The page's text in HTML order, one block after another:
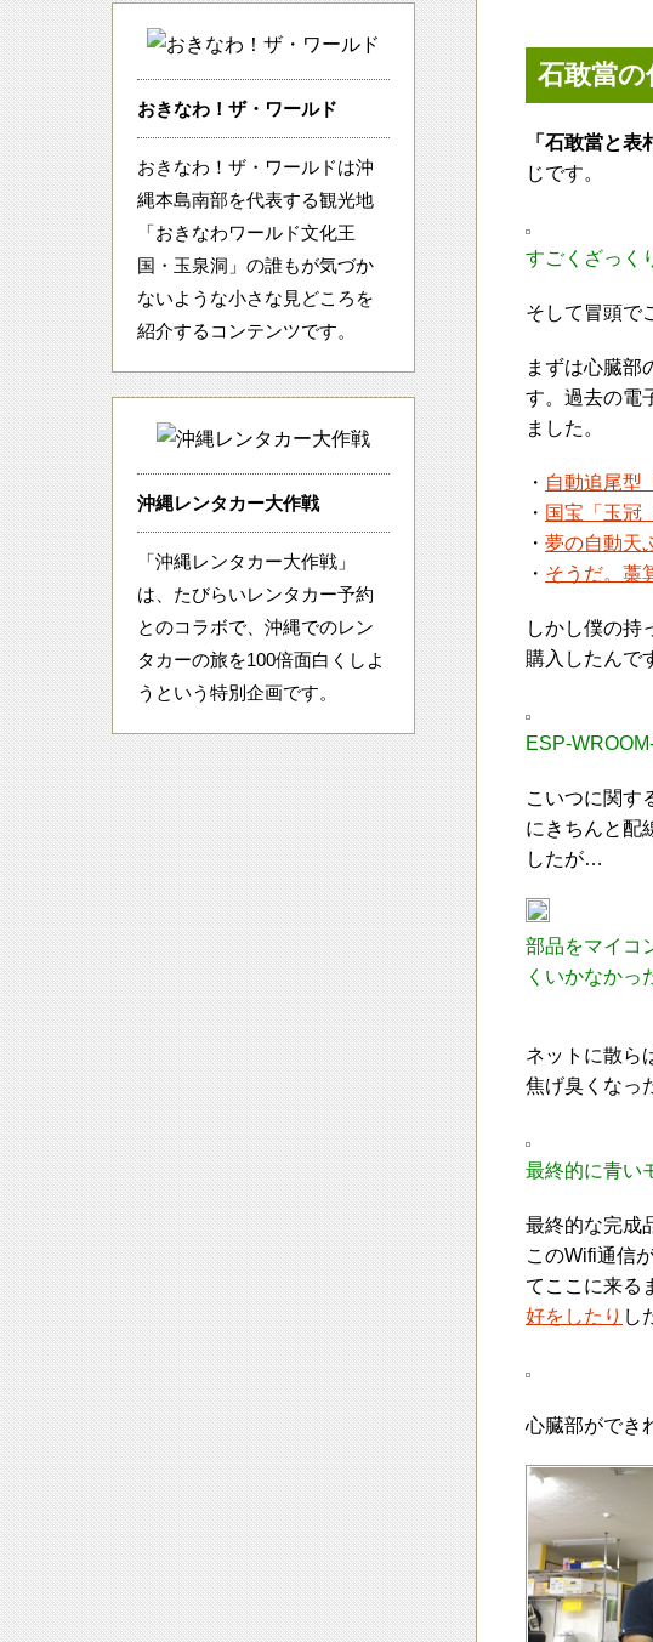
石敢當の
「石敢當と表
じです。
すごくざっく
そして冒頭で
まずは心臓部
す。過去の電
ました。
・ 自動追尾型
・ 国宝「玉冠
・夢の自動天
・ そうだ。藁
しかし僕の持
購入したんで
ESP-
こいつに関す
にきちんと配
したが…
部品をマイコ
くいかなかっ
ネットに散ら
焦げ臭くなっ
最終的に青い
最終的な完成
このWifi通信
てここに来る
好をしたり し
心臓部ができ
おきなわ！ザ・ワールド
おきなわ！ザ・ワールドは沖
縄本島南部を代表する観光地
「おきなわワールド文化王
国・玉泉洞」の誰もが気づか
ないような小さな見どころを
紹介するコンテンツです。
沖縄レンタカー大作戦
「沖縄レンタカー大作戦」
は、たびらいレンタカー予約
とのコラボで、沖縄でのレン
タカーの旅を100倍面白くしよ
うという特別企画です。